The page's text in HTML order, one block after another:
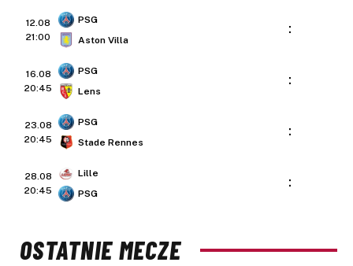
12.08
21:00
PSG
Aston Villa
:
16.08
20:45
PSG
Lens
:
23.08
20:45
PSG
Stade Rennes
:
28.08
20:45
Lille
PSG
:
OSTATNIE MECZE